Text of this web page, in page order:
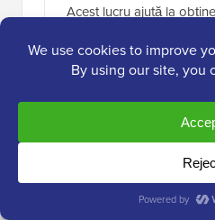
Acest lucru ajută la
timp flexibilitatea
Răspunde